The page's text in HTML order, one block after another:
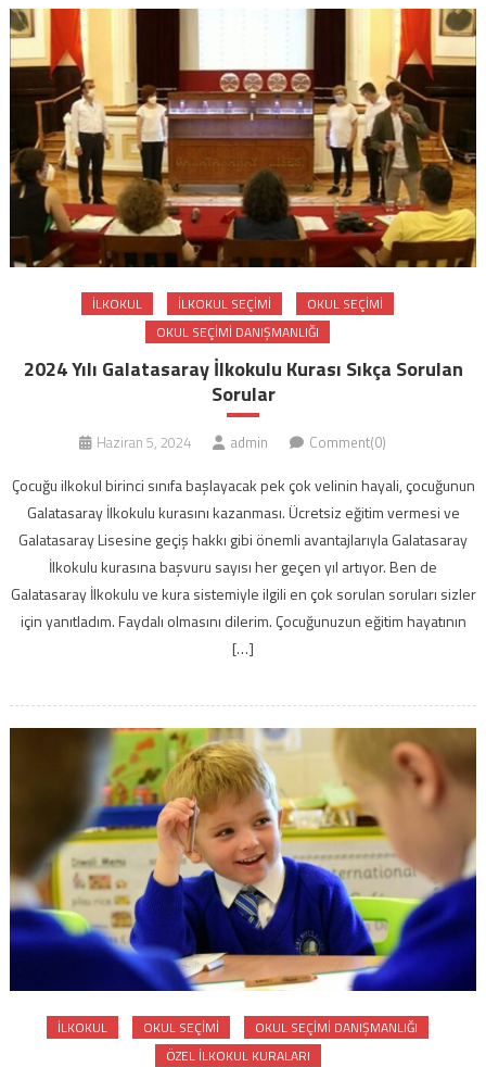
ILKOKUL ILKOKUL SEÇIMI
OKUL SEÇIMI
OKUL SEÇIMI DANIŞMANLIĞI
2024 Yılı Galatasaray İlkokulu Kurası Sıkça Sorulan
Sorular
Haziran 5, 2024 admin Comment(0)
Çocuğu ilkokul birinci sınıfa başlayacak pek çok velinin hayali, çocuğunun
Galatasaray İlkokulu kurasını kazanması. Ücretsiz eğitim vermesi ve
Galatasaray Lisesine geçiş hakkı gibi önemli avantajlarıyla Galatasaray
İlkokulu kurasına başvuru sayısı her geçen yıl artıyor. Ben de
Galatasaray İlkokulu ve kura sistemiyle ilgili en çok sorulan soruları sizler
için yanıtladım. Faydalı olmasını dilerim. Çocuğunuzun eğitim hayatının
[…]
ILKOKUL OKUL SEÇIMI
OKUL SEÇIMI DANIŞMANLIĞI
ÖZEL ILKOKUL KURALARI